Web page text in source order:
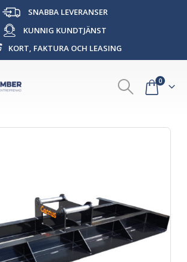
SNABBA LEVERANSER
KUNNIG KUNDTJÄNST
KORT, FAKTURA OCH LEASING
0